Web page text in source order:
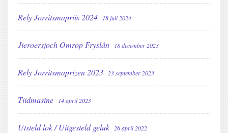
Rely Jorritsmapriis 2024 18 juli 2024
Jieroersjoch Omrop Fryslân 18 december 2023
Rely Jorritsmaprizen 2023 23 september 2023
Tiidmasine 14 april 2023
Utsteld lok / Uitgesteld geluk 26 april 2022